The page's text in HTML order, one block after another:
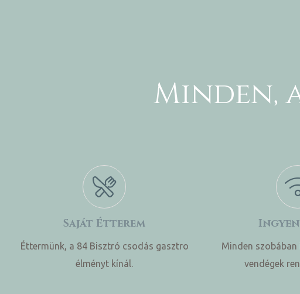
Minden,
Saját Étterem
Éttermünk, a 84 Bisztró csodás gasztro
élményt kínál.
Minden szobában
vendégek